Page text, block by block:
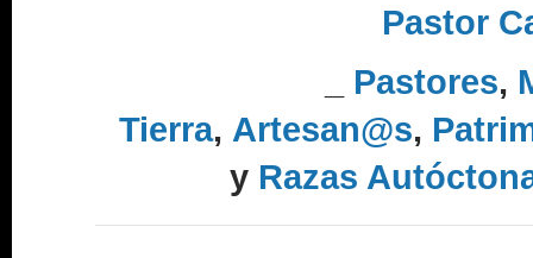
Pastor
Pastores,
Tierra, Artesan@s,
y Razas